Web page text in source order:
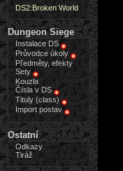
DS2:Broken World
Dungeon Siege
Instalace DS
Průvodce úkoly
Předměty, efekty
Sety
Kouzla
Čísla v DS
Tituly (class)
Import postav
Ostatní
Odkazy
Tiráž